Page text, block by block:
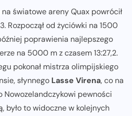
na światowe areny Quax powrócił
Rozpoczął od życiówki na 1500
poprawienia najlepszego
na 5000 m z czasem 13:27,2.
pokonał mistrza olimpijskiego
słynnego Lasse Virena, co na
Nowozelandczykowi pewności
było to widoczne w kolejnych